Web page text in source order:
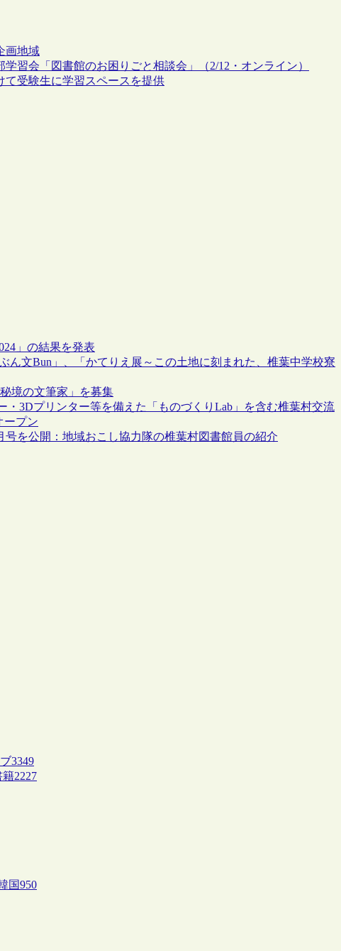
画地域
習会「図書館のお困りごと相談会」（2/12・オンライン）
て受験生に学習スペースを提供
」の結果を発表
ん文Bun」、「かてりえ展～この土地に刻まれた、椎葉中学校寮
境の文筆家」を募集
3Dプリンター等を備えた「ものづくりLab」を含む椎葉村交流
ープン
を公開：地域おこし協力隊の椎葉村図書館員の紹介
3349
籍2227
国950